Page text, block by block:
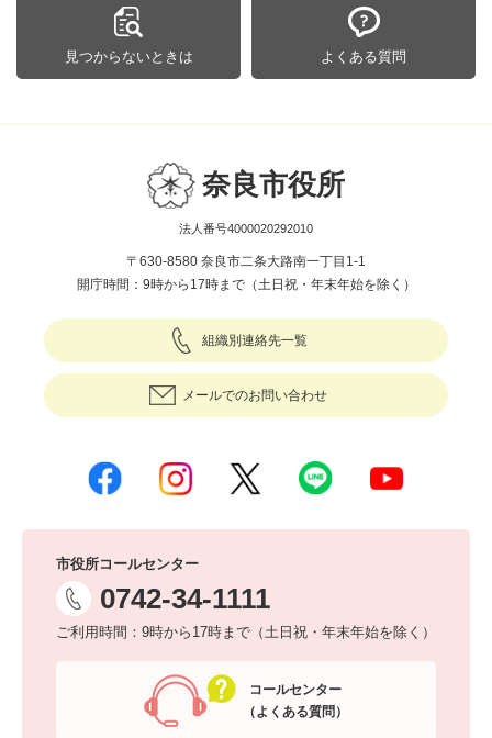
見つからないときは よくある質問
奈良市役所
法人番号4000020292010
〒630-8580 奈良市二条大路南一丁目1-1
開庁時間：9時から17時まで（土日祝・年末年始を除く）
組織別連絡先一覧
メールでのお問い合わせ
市役所コールセンター
0742-34-1111
ご利用時間：9時から17時まで（土日祝・年末年始を除く）
コールセンター
（よくある質問）